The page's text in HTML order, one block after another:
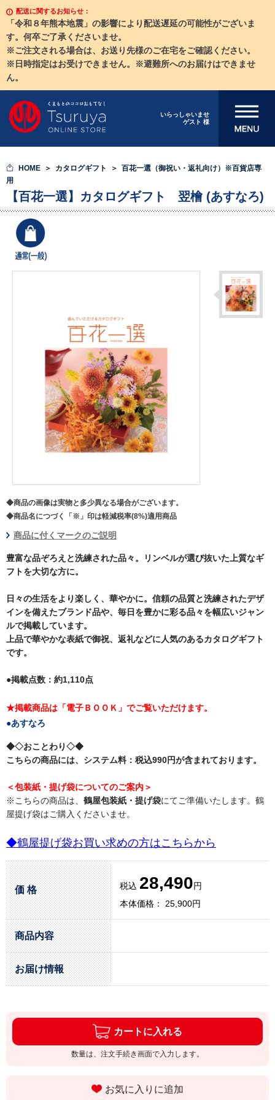
配送に関するお知らせ：
「令和８年熊本地震」の影響により配送遅延の可能性がございま
す。何卒ご了承くださいませ。
※ご注文される場合は、お送り先様のご在宅をご確認ください。
※日時指定はお受けできません。※避難所へのお届けはできませ
ん。
いらっしゃいませ
ゲスト 様
メニューを開
HOME カタログギフト
百花一選（御祝い・返礼向け）※百貨店専
用
【百花一選】カタログギフト 翌檜 (あすなろ)
◆商品の画像は実物と多少異なる場合がございます。
◆商品名につづく「※」印は軽減税率(8%)適用商品
商品に付くマークのご説明
豊富な品ぞろえと洗練された品々。リンベルが選び抜いた上質なギ
フトを大切な方に。
日々の生活をより楽しく、華やかに。信頼の品質と洗練されたデザ
インを備えたブランド品や、毎日を豊かに彩る品々を幅広いジャン
ルで掲載しています。
上品で華やかな表紙で御祝、返礼などに人気のあるカタログギフト
です。
●掲載点数：約1,110点
★掲載商品は「電子ＢＯＯＫ」でご覧いただけます。
●あすなろ
◆◇おことわり◇◆
こちらの商品には、システム料：税込990円が含まれております。
＜包装紙・提げ袋についてのご案内＞
※こちらの商品は、 鶴屋包装紙・提げ袋にてご準備いたします。鶴
屋提げ袋はご購入くださいませ。
◆鶴屋提げ袋お買い求めの方はこちらから
価 格 税込 28,490円
本体価格： 25,900円
商品内容
お届け情報
カートに入れる
数量は、注文手続き画面で入力します。
お気に入りに追加